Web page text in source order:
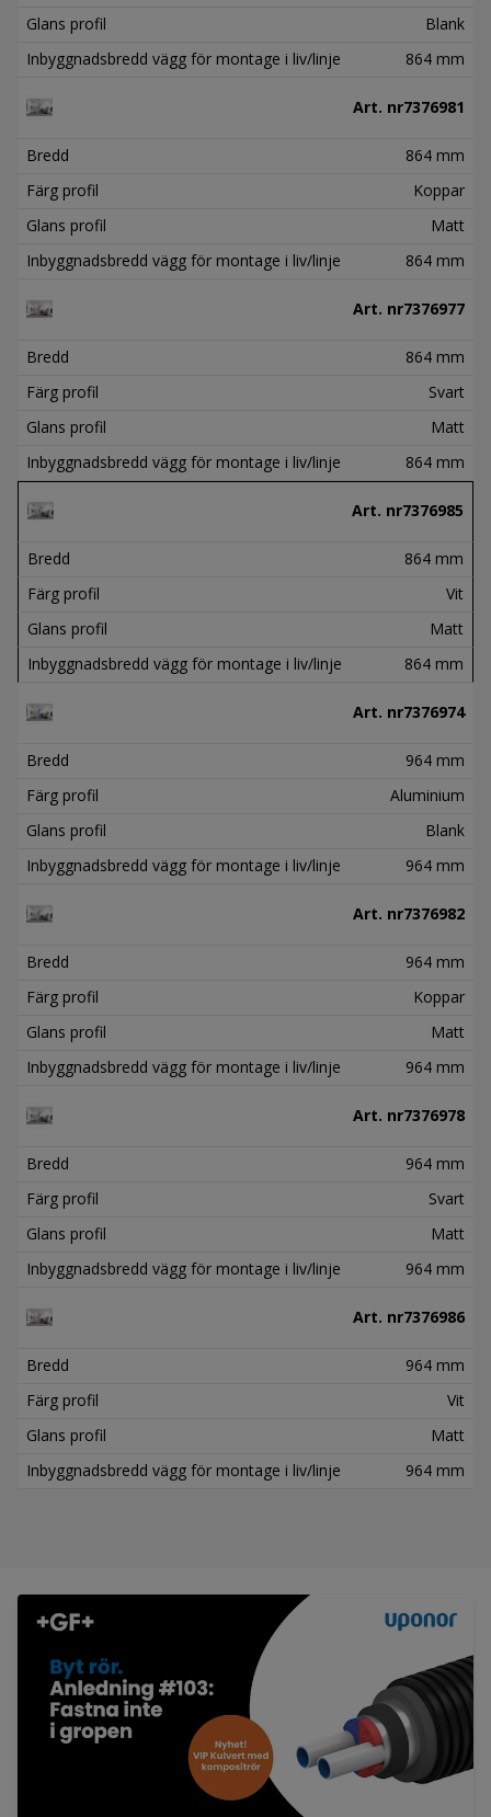
Glans profil
Blank
Inbyggnadsbredd vägg för montage i liv/linje
864 mm
Art. nr7376981
Bredd
864 mm
Färg profil
Koppar
Glans profil
Matt
Inbyggnadsbredd vägg för montage i liv/linje
864 mm
Art. nr7376977
Bredd
864 mm
Färg profil
Svart
Glans profil
Matt
Inbyggnadsbredd vägg för montage i liv/linje
864 mm
Art. nr7376985
Bredd
864 mm
Färg profil
Vit
Glans profil
Matt
Inbyggnadsbredd vägg för montage i liv/linje
864 mm
Art. nr7376974
Bredd
964 mm
Färg profil
Aluminium
Glans profil
Blank
Inbyggnadsbredd vägg för montage i liv/linje
964 mm
Art. nr7376982
Bredd
964 mm
Färg profil
Koppar
Glans profil
Matt
Inbyggnadsbredd vägg för montage i liv/linje
964 mm
Art. nr7376978
Bredd
964 mm
Färg profil
Svart
Glans profil
Matt
Inbyggnadsbredd vägg för montage i liv/linje
964 mm
Art. nr7376986
Bredd
964 mm
Färg profil
Vit
Glans profil
Matt
Inbyggnadsbredd vägg för montage i liv/linje
964 mm